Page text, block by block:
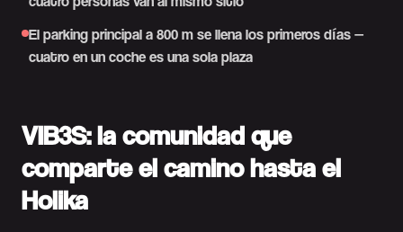
El parking principal a 800 m se llena los primeros días —
cuatro en un coche es una sola plaza
VIB3S: la comunidad que
comparte el camino hasta el
Holika